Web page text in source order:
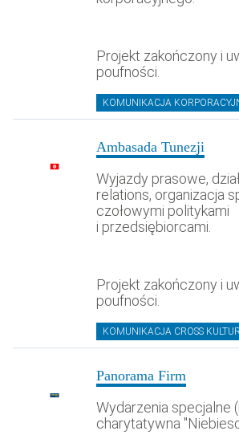
Projekt zakończony i
poufności.
KOMUNIKACJA
Ambasada Tunezji
Wyjazdy prasowe,
relations, organizacja
czołowymi politykami
i przedsiębiorcami.
Projekt zakończony i
poufności.
KOMUNIKACJA CROSS
Panorama Firm
Wydarzenia specjalne
charytatywna